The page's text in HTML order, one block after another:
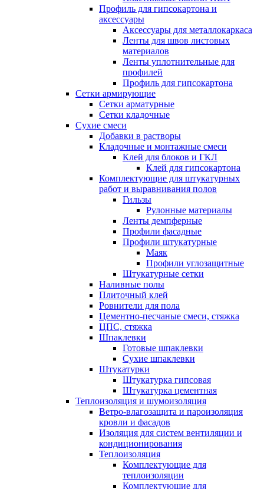
Профиль для гипсокартона и
аксессуары
Аксессуары для металлокаркаса
Ленты для швов листовых
материалов
Ленты уплотнительные для
профилей
Профиль для гипсокартона
Сетки армирующие
Сетки арматурные
Сетки кладочные
Сухие смеси
Добавки в растворы
Кладочные и монтажные смеси
Клей для блоков и ГКЛ
Клей для гипсокартона
Комплектующие для штукатурных
работ и выравнивания полов
Гильзы
Рулонные материалы
Ленты демпферные
Профили фасадные
Профили штукатурные
Маяк
Профили углозащитные
Штукатурные сетки
Наливные полы
Плиточный клей
Ровнители для пола
Цементно-песчаные смеси, стяжка
ЦПС, стяжка
Шпаклевки
Готовые шпаклевки
Сухие шпаклевки
Штукатурки
Штукатурка гипсовая
Штукатурка цементная
Теплоизоляция и шумоизоляция
Ветро-влагозащита и пароизоляция
кровли и фасадов
Изоляция для систем вентиляции и
кондиционирования
Теплоизоляция
Комплектующие для
теплоизоляции
Комплектующие для